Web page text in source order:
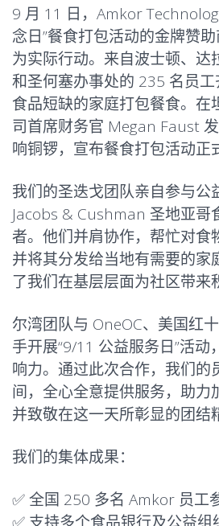
9 月 11 日，Amkor
念日”餐食打包活动的金牌赞
为实际行动。来自波士顿、达
和圣何塞办事处的 235 名员
食品短缺的家庭打包餐食。在
司首席财务官 Megan Faust
响铜锣，宣布餐食打包活动正
我们的圣迭戈团队亲自参与公
Jacobs & Cushman 圣地亚哥
者。他们并肩协作，帮忙对食
并将其分发给当地有需要的家
了我们在基层层面为社区带来
尔湾团队与 OneOC、美国红
手开展“9/11 公益服务日”活
响力。通过此次合作，我们的
间，全心全意提供服务，助力
并致敬在这一天所彰显的团结
我们的集体成果：
✅ 全国 250 多名 Amkor 员工